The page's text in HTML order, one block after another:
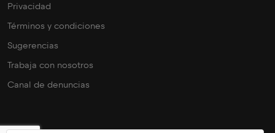
Privacidad
Términos y condiciones
Sugerencias
Trabaja con nosotros
Canal de denuncias